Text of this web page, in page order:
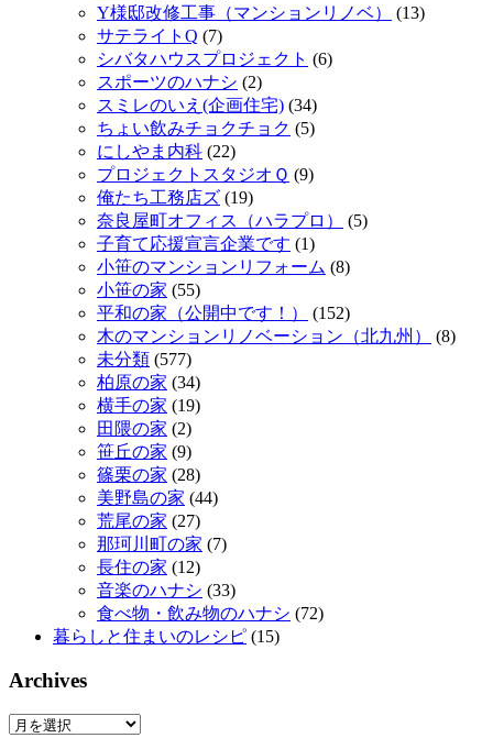
Y様邸改修工事（マンションリノベ）
(13)
サテライトQ (7)
シバタハウスプロジェクト (6)
スポーツのハナシ (2)
スミレのいえ(企画住宅) (34)
ちょい飲みチョクチョク (5)
にしやま内科 (22)
プロジェクトスタジオＱ (9)
俺たち工務店ズ (19)
奈良屋町オフィス（ハラプロ）
(5)
子育て応援宣言企業です (1)
小笹のマンションリフォーム (8)
小笹の家 (55)
平和の家（公開中です！）
(152)
木のマンションリノベーション（北九州）
(8)
未分類 (577)
柏原の家 (34)
横手の家 (19)
田隈の家 (2)
笹丘の家 (9)
篠栗の家 (28)
美野島の家 (44)
荒尾の家 (27)
那珂川町の家 (7)
長住の家 (12)
音楽のハナシ (33)
食べ物・飲み物のハナシ (72)
暮らしと住まいのレシピ (15)
Archives
Archives